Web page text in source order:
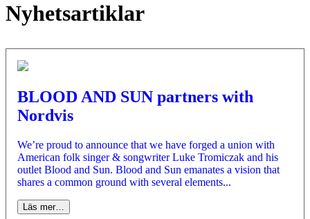
Nyhetsartiklar
BLOOD AND SUN partners with
Nordvis
We’re proud to announce that we have forged a union with
American folk singer & songwriter Luke Tromiczak and his
outlet Blood and Sun. Blood and Sun emanates a vision that
shares a common ground with several elements...
Läs mer…